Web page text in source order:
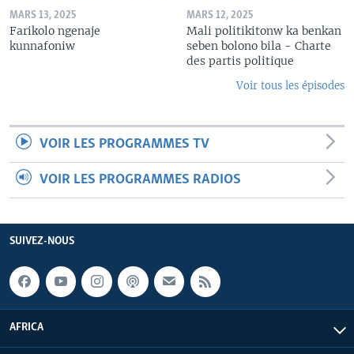
MARS 13, 2025
Farikolo ngenaje
kunnafoniw
MARS 12, 2025
Mali politikitonw ka benkan
seben bolono bila - Charte
des partis politique
Voir tous les épisodes
VOIR LES PROGRAMMES TV
VOIR LES PROGRAMMES RADIOS
SUIVEZ-NOUS
AFRICA